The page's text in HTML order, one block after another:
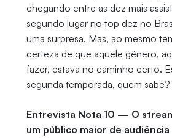
chegando entre as dez mais
segundo lugar no top dez no
uma surpresa. Mas, ao mesmo
certeza de que aquele gênero,
fazer, estava no caminho certo.
segunda temporada, quem sabe?
Entrevista Nota 10 — O
um público maior de